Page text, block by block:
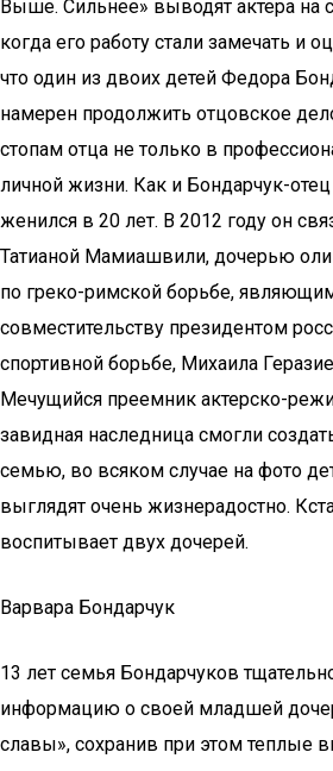
Выше. Сильнее» выводят актера на
когда его работу стали замечать и
что один из двоих детей Федора
намерен продолжить отцовское
стопам отца не только в
личной жизни. Как и Бондарчук-
женился в 20 лет. В 2012 году он
Татианой Мамиашвили, дочерью
по греко-римской борьбе,
совместительству президентом
спортивной борьбе, Михаила
Мечущийся преемник актерско-
завидная наследница смогли
семью, во всяком случае на фото
выглядят очень жизнерадостно.
воспитывает двух дочерей.
Варвара Бондарчук
13 лет семья Бондарчуков
информацию о своей младшей
славы», сохранив при этом теплые